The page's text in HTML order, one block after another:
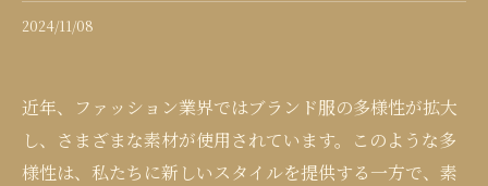
2024/11/08
近年、ファッション業界ではブランド服の多様性が拡大
し、さまざまな素材が使用されています。このような多
様性は、私たちに新しいスタイルを提供する一方で、素